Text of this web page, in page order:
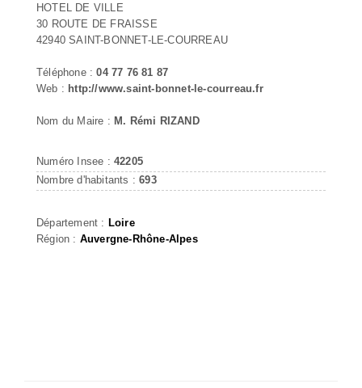
HOTEL DE VILLE
30 ROUTE DE FRAISSE
42940 SAINT-BONNET-LE-COURREAU
Téléphone :04 77 76 81 87
Web : http://www.saint-bonnet-le-courreau.fr
Nom du Maire : M. Rémi RIZAND
Numéro Insee : 42205
Nombre d'habitants :693
Département : Loire
Région : Auvergne-Rhône-Alpes